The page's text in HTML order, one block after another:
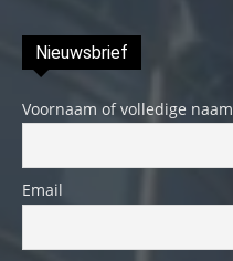
Nieuwsbrief
Voornaam of volledige naam
Email